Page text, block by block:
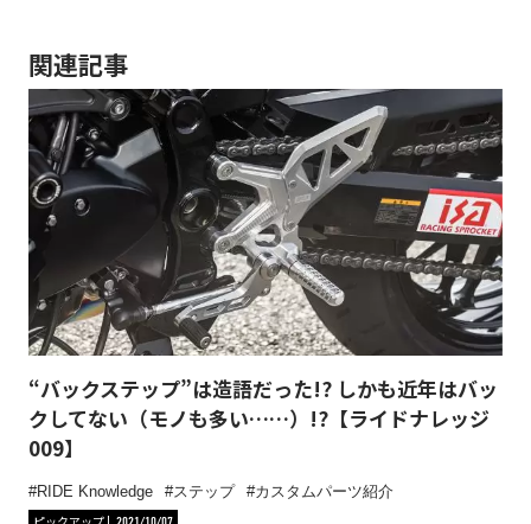
関連記事
“バックステップ”は造語だった!? しかも近年はバッ
クしてない（モノも多い……）!?【ライドナレッジ
009】
RIDE Knowledge ステップ
カスタムパーツ紹介